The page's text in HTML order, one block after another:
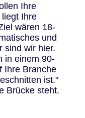
Ihre
Ihre
wären 18-
und
sind wir hier.
in einem 90-
Ihre Branche
ist."
Brücke steht.